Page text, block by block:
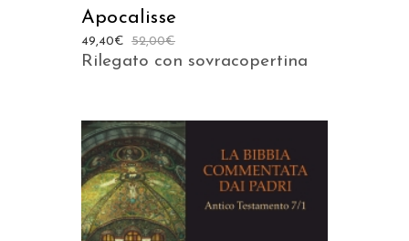
Apocalisse
52,00€
49,40€
Rilegato con sovracopertina